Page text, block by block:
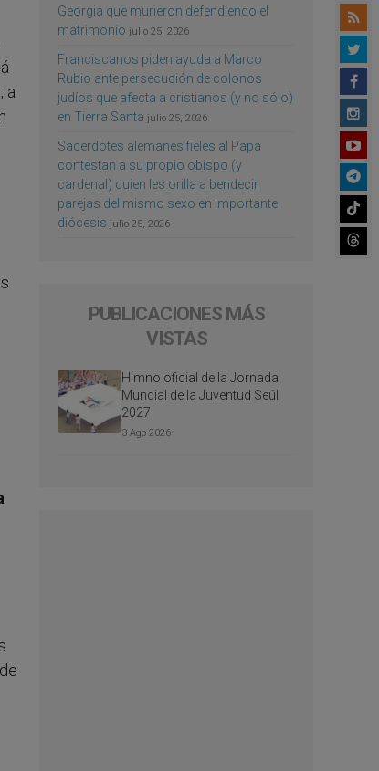
a
Georgia que murieron defendiendo el
matrimonio julio 25, 2026
Franciscanos piden ayuda a Marco
Rubio ante persecución de colonos
judíos que afecta a cristianos (y no sólo)
en Tierra Santa julio 25, 2026
Sacerdotes alemanes fieles al Papa
contestan a su propio obispo (y
cardenal) quien les orilla a bendecir
parejas del mismo sexo en importante
diócesis julio 25, 2026
PUBLICACIONES MÁS
VISTAS
Himno oficial de la Jornada
Mundial de la Juventud Seúl
2027
3 Ago 2026